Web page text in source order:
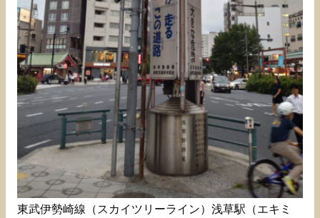
東武伊勢崎線（スカイツリーライン）浅草駅（エキミ